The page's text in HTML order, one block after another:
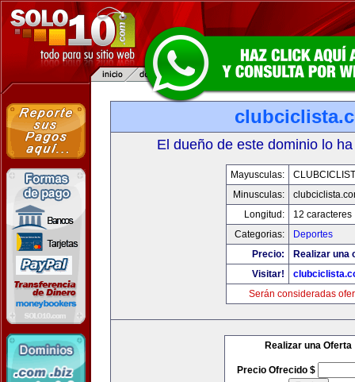
El dueño de este dominio lo
Mayusculas:
Minusculas:
Longitud:
12 caracteres
Categorias:
Deportes
Precio:
Realizar una
Visitar!
Serán consideradas
Realizar una Oferta
Precio Ofrecido $